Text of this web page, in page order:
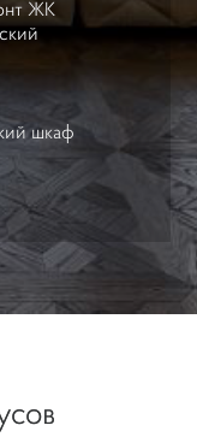
ЖК
шкаф